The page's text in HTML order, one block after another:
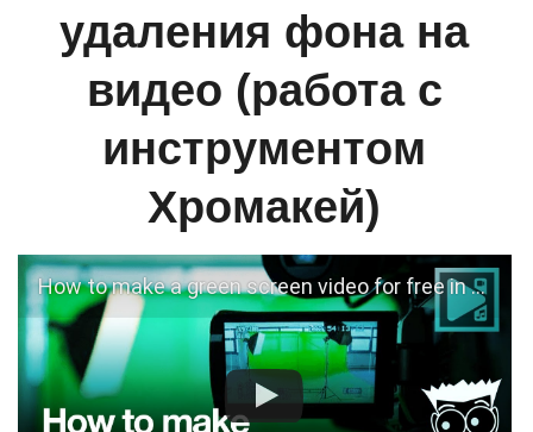
удаления фона на
видео (работа с
инструментом
Хромакей)
How to make a green screen video for free in VSDC